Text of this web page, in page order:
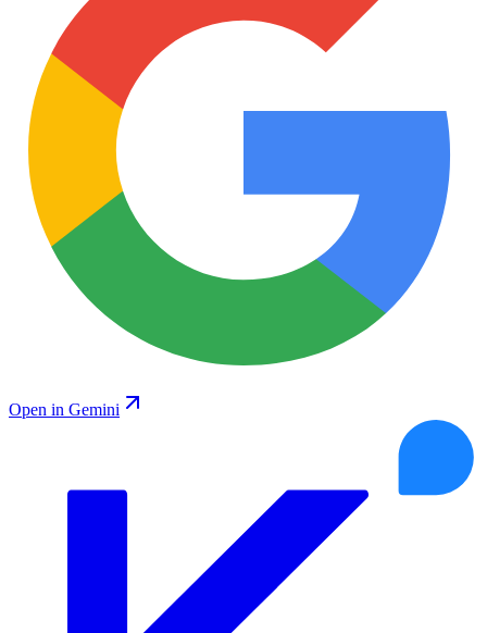
Open in Gemini